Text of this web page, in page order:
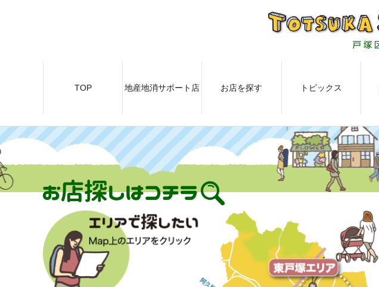
TOP 地産地消サポート店 お店を探す トピックス